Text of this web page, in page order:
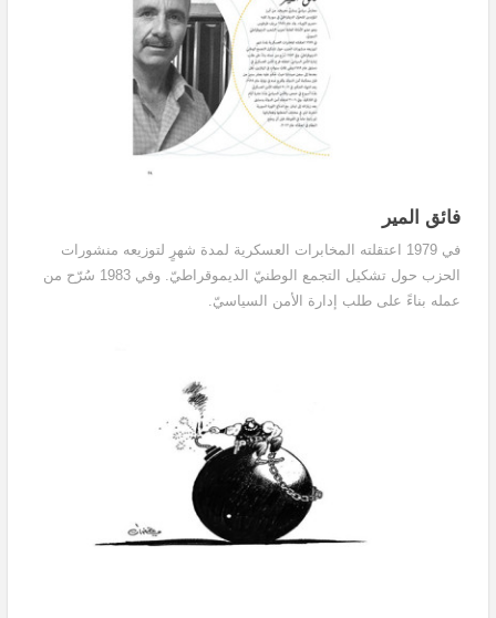
فائق المير
في 1979 اعتقلته المخابرات العسكرية لمدة شهرٍ لتوزيعه منشورات
الحزب حول تشكيل التجمع الوطنيّ الديموقراطيّ. وفي 1983 سُرّح من
عمله بناءً على طلب إدارة الأمن السياسيّ.